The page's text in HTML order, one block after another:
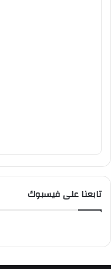
تابعنا على فيسبوك